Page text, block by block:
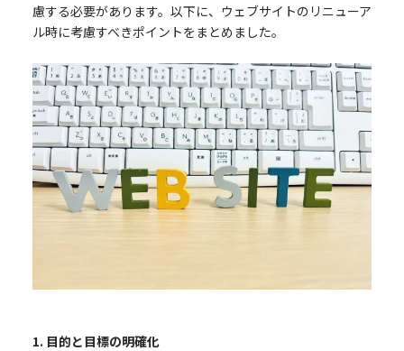
慮する必要があります。以下に、ウェブサイトのリニューア
ル時に考慮すべきポイントをまとめました。
1. 目的と目標の明確化